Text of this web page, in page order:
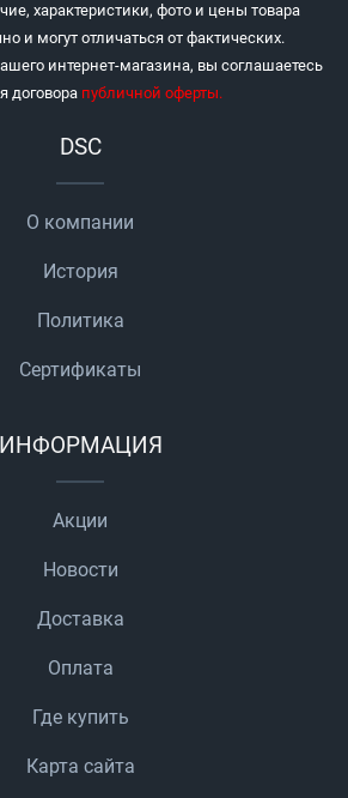
характеристики, фото и цены товара
и могут отличаться от фактических.
интернет-магазина, вы соглашаетесь
договора публичной оферты.
DSC
О компании
История
Политика
Сертификаты
ИНФОРМАЦИЯ
Акции
Новости
Доставка
Оплата
Где купить
Карта сайта